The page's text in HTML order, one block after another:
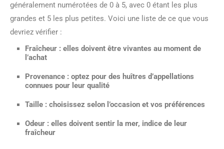
généralement numérotées de 0 à 5, avec 0 étant les plus
grandes et 5 les plus petites. Voici une liste de ce que vous
devriez vérifier :
Fraîcheur : elles doivent être vivantes au moment de
l’achat
Provenance : optez pour des huîtres d’appellations
connues pour leur qualité
Taille : choisissez selon l’occasion et vos préférences
Odeur : elles doivent sentir la mer, indice de leur
fraîcheur